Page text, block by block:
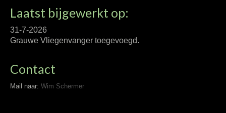
Laatst bijgewerkt op:
31-7-2026
Grauwe Vliegenvanger toegevoegd.
Contact
Mail naar: Wim Schermer